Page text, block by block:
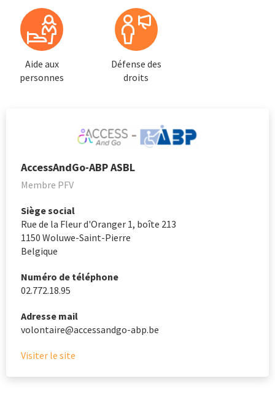
Aide aux
personnes
Défense des
droits
AccessAndGo-ABP ASBL
Membre PFV
Siège social
Rue de la Fleur d'Oranger 1, boîte 213
1150 Woluwe-Saint-Pierre
Belgique
Numéro de téléphone
02.772.18.95
Adresse mail
volontaire@accessandgo-abp.be
Visiter le site